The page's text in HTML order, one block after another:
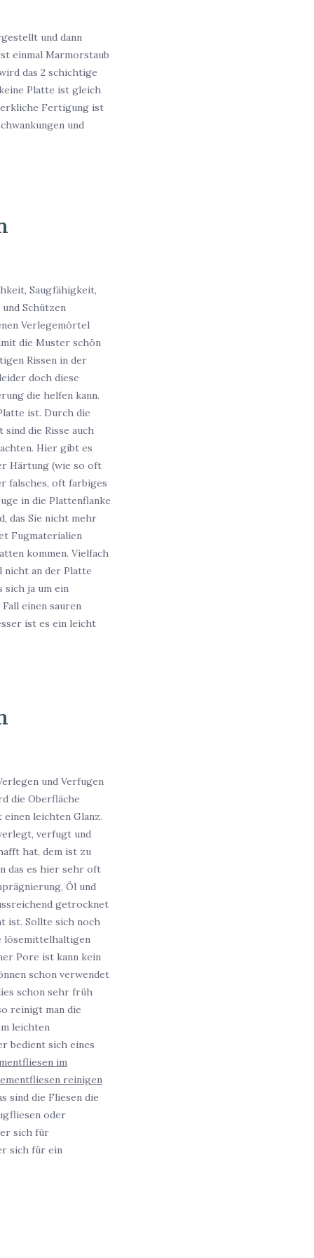
und dann
einmal Marmorstaub
das 2 schichtige
Platte ist gleich
Fertigung ist
und
Saugfähigkeit,
Schützen
Verlegemörtel
die Muster schön
Rissen in der
doch diese
die helfen kann.
ist. Durch die
die Risse auch
Hier gibt es
Härtung (wie so oft
falsches, oft farbiges
in die Plattenflanke
das Sie nicht mehr
Fugmaterialien
kommen. Vielfach
nicht an der Platte
sich ja um ein
einen sauren
ist es ein leicht
und Verfugen
die Oberfläche
leichten Glanz.
verfugt und
hat, dem ist zu
das es hier sehr oft
Öl und
getrocknet
ist. Sollte sich noch
lösemittelhaltigen
Pore ist kann kein
schon verwendet
schon sehr früh
reinigt man die
leichten
bedient sich eines
im
reinigen
sind die Fliesen die
oder
sich für
sich für ein